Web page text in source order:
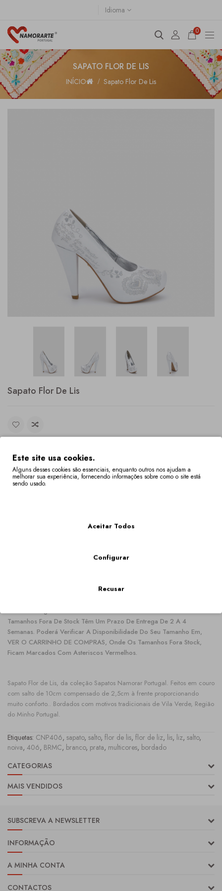
Idioma
0
SAPATO FLOR DE LIS
INÍCIO Sapato Flor De Lis
Sapato Flor De Lis
149,00€
Descrição Especificação
Note Que Alguns Tamanhos Não Se Encontram Em Stock. Os
Tamanhos Fora De Stock Têm Um Prazo De Entrega De 2 A 4
Semanas. Poderá Verificar A Disponibilidade Do Seu Tamanho Em,
VER O CARRINHO DE COMPRAS, Onde Os Tamanhos Fora Stock,
Ficam Marcados Com Asteriscos Vermelhos.
Sapato Flor de Lis, da coleção Sapatos Namorar Portugal. Feitos em couro
com salto de 10cm compensado de 2,5cm à frente proporcionando
muito conforto.. Bordados com motivos tradicionais de Vila Verde, Região
do Minho Portugal.
Etiquetas: CNP406, sapato, salto, flor de lis, flor de liz, lis, liz, salto,
noiva, 406, BRMC, branco, prata, multicores, bordado
CATEGORIAS
MAIS VENDIDOS
SUBSCREVA A NEWSLETTER
INFORMAÇÃO
A MINHA CONTA
CONTACTOS
Este site usa cookies.
Alguns desses cookies são essenciais, enquanto outros nos ajudam a
melhorar sua experiência, fornecendo informações sobre como o site está
sendo usado.
Aceitar Todos
Configurar
Recusar